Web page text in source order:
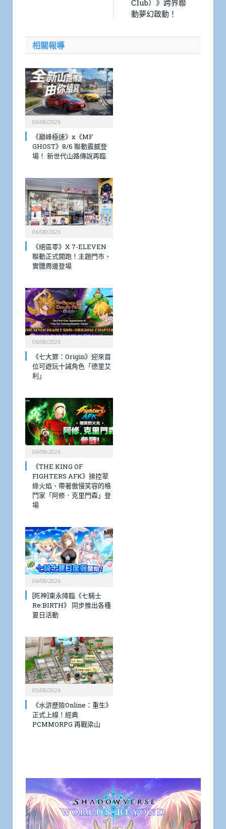
Club）》跨界聯
動夢幻啟動！
相關報導
06/08/2026
《巔峰極速》x《MF
GHOST》8/6 聯動震撼登
場！ 新世代山路傳說再臨
06/08/2026
《絕區零》X 7-ELEVEN
聯動正式開跑！主題門市、
實體周邊登場
06/08/2026
《七大罪：Origin》迎來首
位可遊玩十誡角色「德里艾
利」
06/08/2026
《THE KING OF
FIGHTERS AFK》操控翠
綠火焰、帶著傲慢笑容的格
鬥家「阿修．克里門森」登
場
06/08/2026
[死神]東永降臨《七騎士
Re:BIRTH》 同步推出各種
夏日活動
05/08/2026
《水滸歷險Online：重生》
正式上線！經典
PCMMORPG 再戰梁山